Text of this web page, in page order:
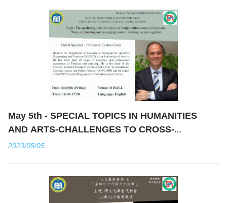
May 5th - SPECIAL TOPICS IN HUMANITIES
AND ARTS-CHALLENGES TO CROSS-
CULTURAL GLOBALIZATION-The mediating role
bring people together.
2023/05/05